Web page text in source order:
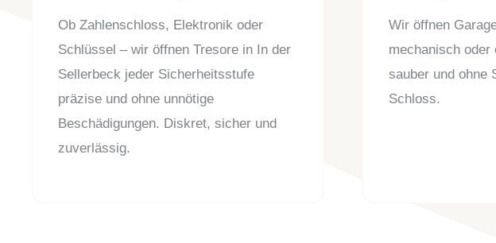
Ob Zahlenschloss, Elektronik oder
Schlüssel – wir öffnen Tresore in In der
Sellerbeck jeder Sicherheitsstufe
präzise und ohne unnötige
Beschädigungen. Diskret, sicher und
zuverlässig.
Wir öffnen
mechanisch
sauber und ohne
Schloss.